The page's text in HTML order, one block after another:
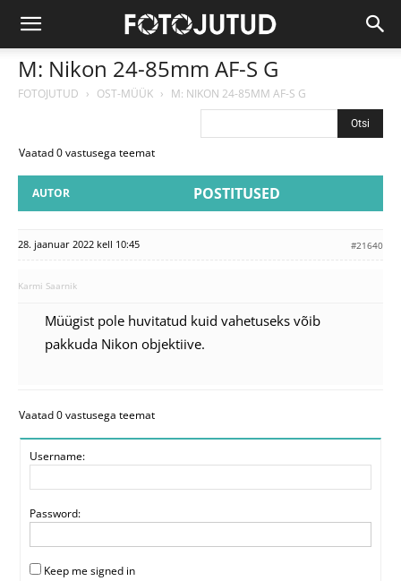
M: Nikon 24-85mm AF-S G
FOTOJUTUD › OST-MÜÜK › M: NIKON 24-85MM AF-S G
Vaatad 0 vastusega teemat
AUTOR POSTITUSED
28. jaanuar 2022 kell 10:45 #21640
Karmi Saarnik
Müügist pole huvitatud kuid vahetuseks võib
pakkuda Nikon objektiive.
Vaatad 0 vastusega teemat
Username:
Password:
Keep me signed in